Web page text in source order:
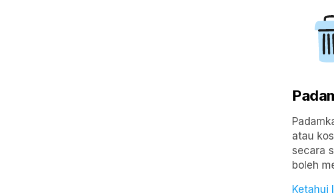
atau
secara
boleh
Ketahui